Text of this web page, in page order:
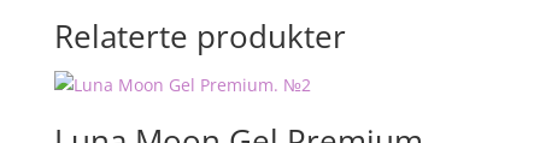
Relaterte produkter